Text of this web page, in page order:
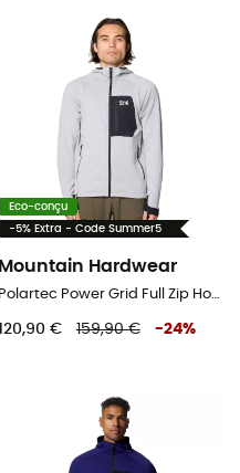
Eco-conçu
-5% Extra - Code Summer5
Mountain Hardwear
Polartec Power Grid Full Zip Hoody - Polaire homme
120,90 € 159,90 € -24%